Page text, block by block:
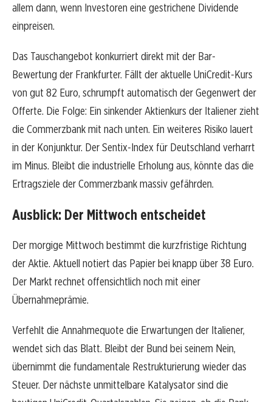
allem dann, wenn Investoren eine gestrichene Dividende
einpreisen.
Das Tauschangebot konkurriert direkt mit der Bar-
Bewertung der Frankfurter. Fällt der aktuelle UniCredit-Kurs
von gut 82 Euro, schrumpft automatisch der Gegenwert der
Offerte. Die Folge: Ein sinkender Aktienkurs der Italiener zieht
die Commerzbank mit nach unten. Ein weiteres Risiko lauert
in der Konjunktur. Der Sentix-Index für Deutschland verharrt
im Minus. Bleibt die industrielle Erholung aus, könnte das die
Ertragsziele der Commerzbank massiv gefährden.
Ausblick: Der Mittwoch entscheidet
Der morgige Mittwoch bestimmt die kurzfristige Richtung
der Aktie. Aktuell notiert das Papier bei knapp über 38 Euro.
Der Markt rechnet offensichtlich noch mit einer
Übernahmeprämie.
Verfehlt die Annahmequote die Erwartungen der Italiener,
wendet sich das Blatt. Bleibt der Bund bei seinem Nein,
übernimmt die fundamentale Restrukturierung wieder das
Steuer. Der nächste unmittelbare Katalysator sind die